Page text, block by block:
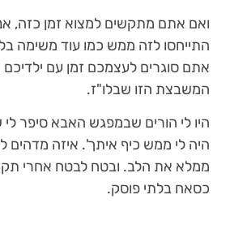
ואם אתם מתקשים למצוא זמן כזה,
התייחסו לזה ממש כמו עוד משימה
אתם סוגרים לעצמכם זמן עם ילדיכם
המשבצת הזו שבלו"ז.
היו לי הורים שבמפגש האבא סיפר
היה לי ממש כיף איתך'. איזה מדהים
ממלא את הלב. ובטח לבטח אחרי
כסאח בלתי פוסק.